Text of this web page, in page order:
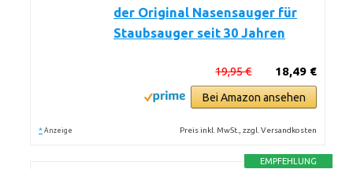
der Original Nasensauger für
Staubsauger seit 30 Jahren
18,49 €
19,95 €
Bei Amazon ansehen
* Anzeige Preis inkl. MwSt., zzgl. Versandkosten
EMPFEHLUNG